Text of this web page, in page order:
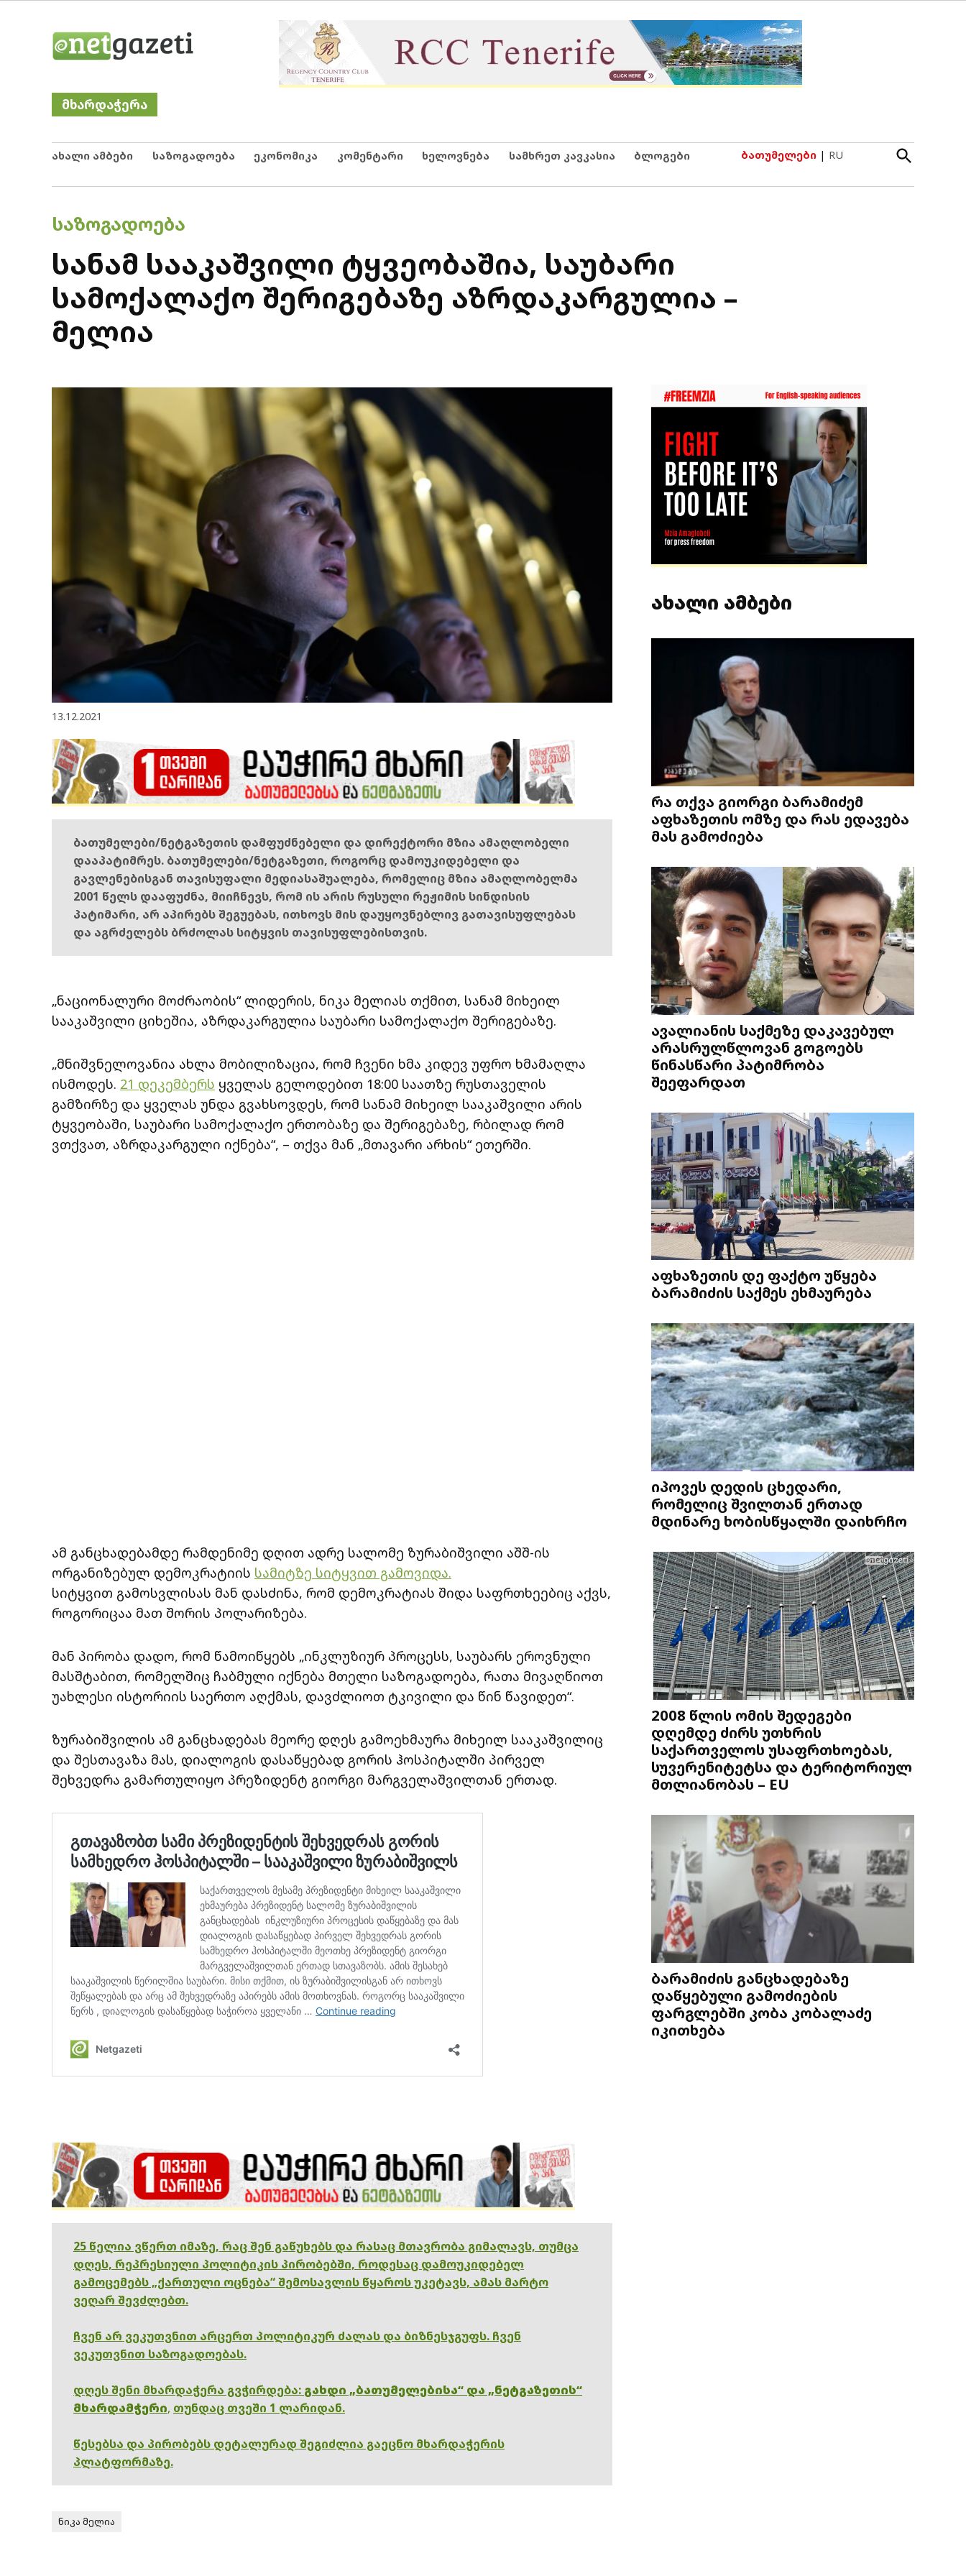
Netgazeti
მხარდაჭერა
ახალი ამბები საზოგადოება ეკონომიკა კომენტარი ხელოვნება სამხრეთ კავკასია ბლოგები ბათუმელები | RU
Open
Search
POSTED
ᲡᲐᲖᲝᲒᲐᲓᲝᲔᲑᲐ
სანამ სააკაშვილი ტყვეობაშია, საუბარი
სამოქალაქო შერიგებაზე აზრდაკარგულია –
მელია
13.12.2021
ბათუმელები/ნეტგაზეთის დამფუძნებელი და დირექტორი მზია ამაღლობელი
დააპატიმრეს. ბათუმელები/ნეტგაზეთი, როგორც დამოუკიდებელი და
გავლენებისგან თავისუფალი მედიასაშუალება, რომელიც მზია ამაღლობელმა
2001 წელს დააფუძნა, მიიჩნევს, რომ ის არის რუსული რეჟიმის სინდისის
პატიმარი, არ აპირებს შეგუებას, ითხოვს მის დაუყოვნებლივ გათავისუფლებას
და აგრძელებს ბრძოლას სიტყვის თავისუფლებისთვის.
„ნაციონალური მოძრაობის“ ლიდერის, ნიკა მელიას თქმით, სანამ მიხეილ
სააკაშვილი ციხეშია, აზრდაკარგულია საუბარი სამოქალაქო შერიგებაზე.
„მნიშვნელოვანია ახლა მობილიზაცია, რომ ჩვენი ხმა კიდევ უფრო ხმამაღლა
ისმოდეს. 21 დეკემბერს ყველას გელოდებით 18:00 საათზე რუსთაველის
გამზირზე და ყველას უნდა გვახსოვდეს, რომ სანამ მიხეილ სააკაშვილი არის
ტყვეობაში, საუბარი სამოქალაქო ერთობაზე და შერიგებაზე, რბილად რომ
ვთქვათ, აზრდაკარგული იქნება“, – თქვა მან „მთავარი არხის“ ეთერში.
ამ განცხადებამდე რამდენიმე დღით ადრე სალომე ზურაბიშვილი აშშ-ის
ორგანიზებულ დემოკრატიის სამიტზე სიტყვით გამოვიდა.
სიტყვით გამოსვლისას მან დასძინა, რომ დემოკრატიას შიდა საფრთხეებიც აქვს,
როგორიცაა მათ შორის პოლარიზება.
მან პირობა დადო, რომ წამოიწყებს „ინკლუზიურ პროცესს, საუბარს ეროვნული
მასშტაბით, რომელშიც ჩაბმული იქნება მთელი საზოგადოება, რათა მივაღწიოთ
უახლესი ისტორიის საერთო აღქმას, დავძლიოთ ტკივილი და წინ წავიდეთ“.
ზურაბიშვილის ამ განცხადებას მეორე დღეს გამოეხმაურა მიხეილ სააკაშვილიც
და შესთავაზა მას, დიალოგის დასაწყებად გორის ჰოსპიტალში პირველ
შეხვედრა გამართულიყო პრეზიდენტ გიორგი მარგველაშვილთან ერთად.
25 წელია ვწერთ იმაზე, რაც შენ გაწუხებს და რასაც მთავრობა გიმალავს, თუმცა
დღეს, რეპრესიული პოლიტიკის პირობებში, როდესაც დამოუკიდებელ
გამოცემებს „ქართული ოცნება“ შემოსავლის წყაროს უკეტავს, ამას მარტო
ვეღარ შევძლებთ.
ჩვენ არ ვეკუთვნით არცერთ პოლიტიკურ ძალას და ბიზნესჯგუფს. ჩვენ
ვეკუთვნით საზოგადოებას.
დღეს შენი მხარდაჭერა გვჭირდება: გახდი „ბათუმელებისა“ და „ნეტგაზეთის“
მხარდამჭერი, თუნდაც თვეში 1 ლარიდან.
წესებსა და პირობებს დეტალურად შეგიძლია გაეცნო მხარდაჭერის
პლატფორმაზე.
ნიკა მელია
ახალი ამბები
რა თქვა გიორგი ბარამიძემ
აფხაზეთის ომზე და რას ედავება
მას გამოძიება
ავალიანის საქმეზე დაკავებულ
არასრულწლოვან გოგოებს
წინასწარი პატიმრობა
შეეფარდათ
აფხაზეთის დე ფაქტო უწყება
ბარამიძის საქმეს ეხმაურება
იპოვეს დედის ცხედარი,
რომელიც შვილთან ერთად
მდინარე ხობისწყალში დაიხრჩო
2008 წლის ომის შედეგები
დღემდე ძირს უთხრის
საქართველოს უსაფრთხოებას,
სუვერენიტეტსა და ტერიტორიულ
მთლიანობას – EU
ბარამიძის განცხადებაზე
დაწყებული გამოძიების
ფარგლებში კობა კობალაძე
იკითხება